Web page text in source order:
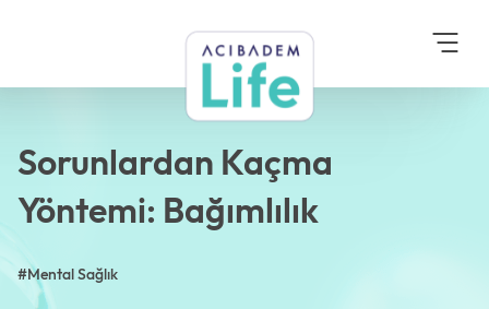
Mental Sağlık
Yöntemi: Bağımlılık
Sorunlardan Kaçma
Yöntemi: Bağımlılık
#Mental Sağlık